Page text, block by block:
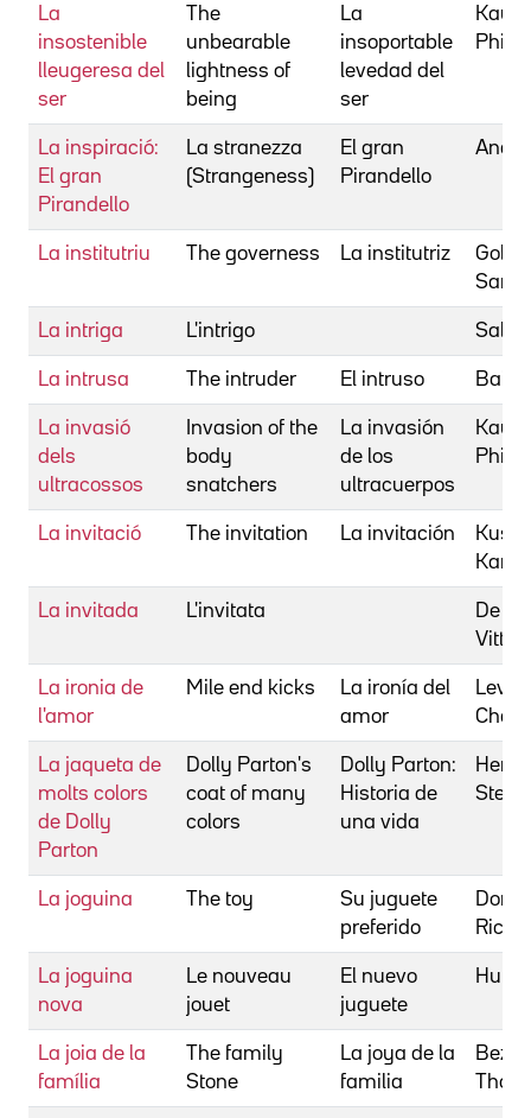
La
insostenible
lleugeresa del
ser
The
unbearable
lightness of
being
La
insoportable
levedad del
ser
Philip
La inspiració:
El gran
Pirandello
La stranezza
(Strangeness)
El gran
Pirandello
Andò,
La institutriu The governess La institutriz
La intriga L'intrigo Sala,
La intrusa The intruder El intruso
La invasió
dels
ultracossos
Invasion of the
body
snatchers
La invasión
de los
ultracuerpos
Philip
La invitació The invitation La invitación
Karyn
La invitada L'invitata
De
La ironia de
l'amor
Mile end kicks
La ironía del
amor
La jaqueta de
molts colors
de Dolly
Parton
Dolly Parton's
coat of many
colors
Dolly Parton:
Historia de
una vida
La joguina The toy
Su juguete
preferido
La joguina
nova
Le nouveau
jouet
El nuevo
juguete
Huth,
La joia de la
família
The family
Stone
La joya de la
familia